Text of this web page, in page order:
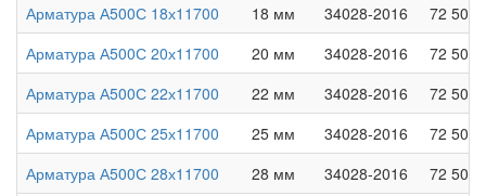
Арматура А500С 18х11700
18 мм 34028-2016
72 500
Арматура А500С 20х11700
20 мм 34028-2016
72 500
Арматура А500С 22х11700
22 мм 34028-2016
72 500
Арматура А500С 25х11700
25 мм 34028-2016
72 500
Арматура А500С 28х11700
28 мм 34028-2016
72 500